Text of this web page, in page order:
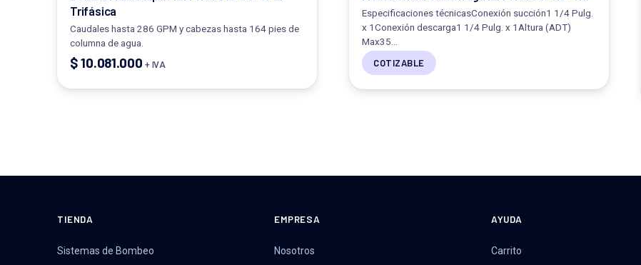
Trifásica
Caudales hasta 286 GPM y cabezas hasta 164 pies de
columna de agua.
$10.081.000 + IVA
Especificaciones técnicasConexión succión1 1/4 Pulg.
x 1Conexión descarga1 1/4 Pulg. x 1Altura (ADT)
Max35…
COTIZABLE
TIENDA
Sistemas de Bombeo
EMPRESA
Nosotros
AYUDA
Carrito